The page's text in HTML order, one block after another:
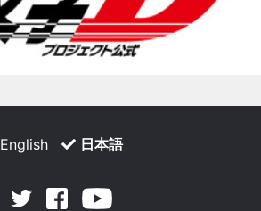
English 日本語
Twitter Facebook